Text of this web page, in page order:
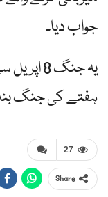
جواب دیا۔
یہ جنگ
ہفتے کی جنگ
27
Share